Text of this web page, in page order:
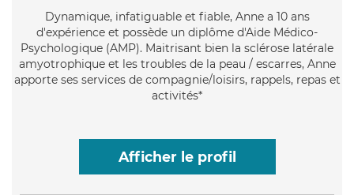
Dynamique, infatiguable et fiable, Anne a 10 ans
d'expérience et possède un diplôme d'Aide Médico-
Psychologique (AMP). Maitrisant bien la sclérose latérale
amyotrophique et les troubles de la peau / escarres, Anne
apporte ses services de compagnie/loisirs, rappels, repas et
activités*
Afficher le profil